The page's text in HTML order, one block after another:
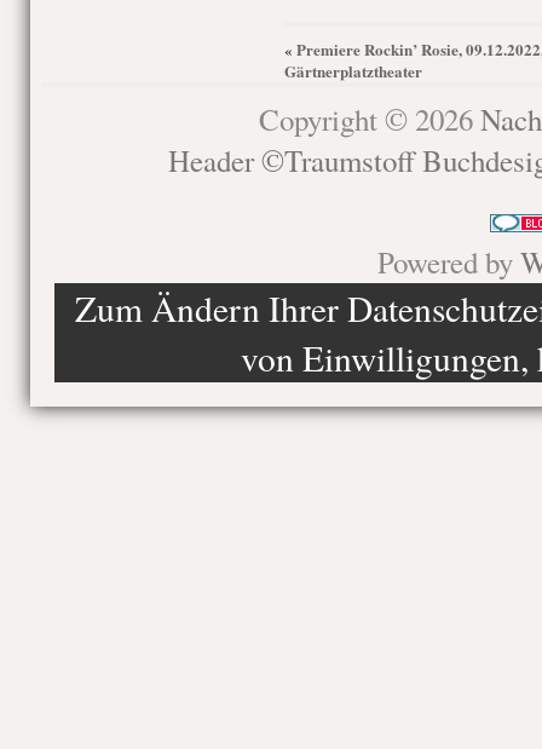
« Premiere Rockin’ Rosie,
Gärtnerplatztheater
Copyright © 2026
Header ©Traumstoff
Powered by
Zum Ändern Ihrer
von